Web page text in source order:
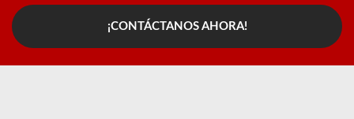
¡CONTÁCTANOS AHORA!